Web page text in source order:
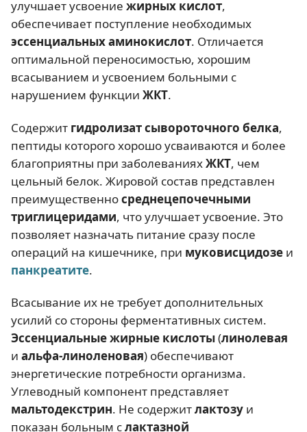
улучшает усвоение жирных кислот,
обеспечивает поступление необходимых
эссенциальных аминокислот. Отличается
оптимальной переносимостью, хорошим
всасыванием и усвоением больными с
нарушением функции ЖКТ.
Содержит гидролизат сывороточного белка,
пептиды которого хорошо усваиваются и более
благоприятны при заболеванияхЖКТ, чем
цельный белок. Жировой состав представлен
преимущественносреднецепочечными
триглицеридами, что улучшает усвоение. Это
позволяет назначать питание сразу после
операций на кишечнике, при муковисцидозе и
панкреатите.
Всасывание их не требует дополнительных
усилий со стороны ферментативных систем.
Эссенциальные жирные кислоты(линолевая
и альфа-линоленовая) обеспечивают
энергетические потребности организма.
Углеводный компонент представляет
мальтодекстрин. Не содержитлактозу и
показан больным слактазной